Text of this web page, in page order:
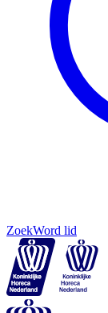
ZoekWord lid